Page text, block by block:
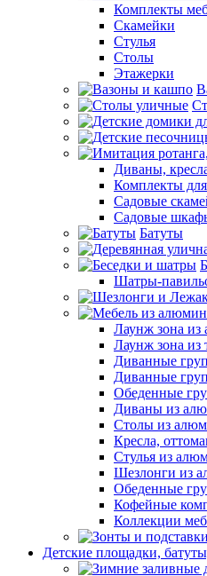
Комплекты
Скамейки
Стулья
Столы
Этажерки
Диваны,
Комплекты
Садовые
Садовые
Батуты
Шатры-
Лаунж зона
Лаунж зона из
Диванные
Диванные
Обеденные
Диваны из
Столы из
Кресла,
Стулья из
Шезлонги из
Обеденные
Кофейные
Коллекции
Детские площадки,